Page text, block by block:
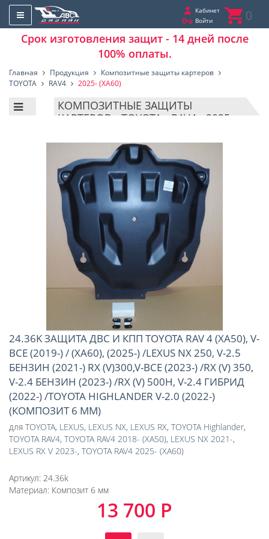
Кабинет
Войти
0
Срок изготовления защит - 14 дней после
100% оплаты.
Главная Продукция
Композитные защиты картеров
TOYOTA
RAV4 2025- (XA60)
КОМПОЗИТНЫЕ ЗАЩИТЫ
КАРТЕРОВ - TOYOTA - RAV4 - 2025-
24.36K ЗАЩИТА ДВС И КПП TOYOTA RAV 4 (XA50), V-
ВСЕ (2019-) / (XA60), (2025-) /LEXUS NX 250, V-2.5
БЕНЗИН (2021-) RX (V)300,V-ВСЕ (2023-) /RX (V) 350,
V-2.4 БЕНЗИН (2023-) /RX (V) 500H, V-2.4 ГИБРИД
(2022-) /TOYOTA HIGHLANDER V-2.0 (2022-)
(КОМПОЗИТ 6 ММ)
для TOYOTA, LEXUS, LEXUS NX, LEXUS RX, TOYOTA Highlander,
TOYOTA RAV4, TOYOTA RAV4 2018- (XA50), LEXUS NX 2021-,
LEXUS RX V 2023-, TOYOTA RAV4 2025- (XA60)
Артикул: 24.36k
Материал: Композит 6 мм
13 700 Р